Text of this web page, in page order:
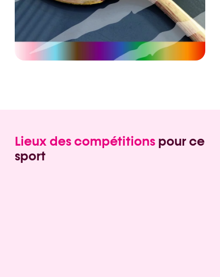
Lieux des compétitions pour ce
sport